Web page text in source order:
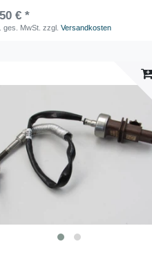
€ *
ges. MwSt. zzgl.Versandkosten